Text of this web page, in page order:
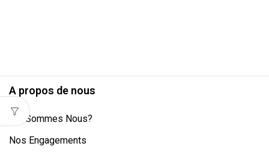
A propos de nous
Qui Sommes Nous?
Nos Engagements